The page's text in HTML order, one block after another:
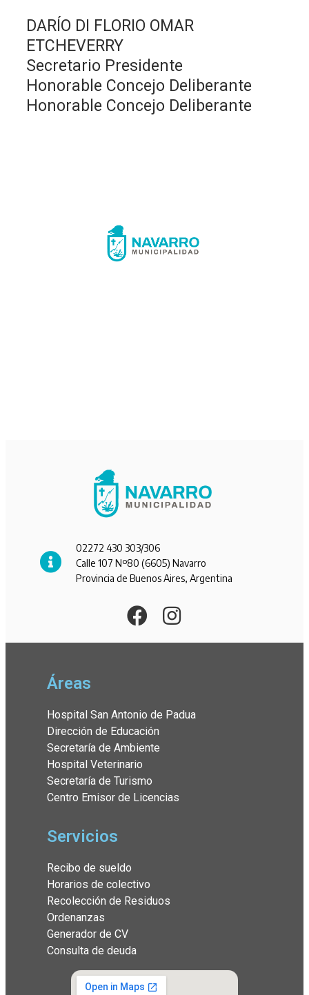
DARÍO DI FLORIO OMAR
ETCHEVERRY
Secretario Presidente
Honorable Concejo Deliberante
Honorable Concejo Deliberante
02272 430 303/306
Calle 107 Nº80 (6605) Navarro
Provincia de Buenos Aires, Argentina
Áreas
Hospital San Antonio de Padua
Dirección de Educación
Secretaría de Ambiente
Hospital Veterinario
Secretaría de Turismo
Centro Emisor de Licencias
Servicios
Recibo de sueldo
Horarios de colectivo
Recolección de Residuos
Ordenanzas
Generador de CV
Consulta de deuda